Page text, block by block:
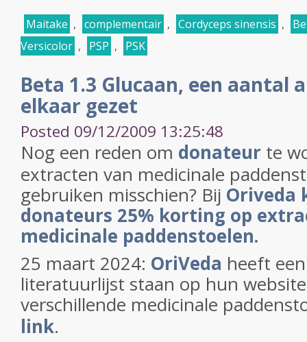
Maitake , complementair , Cordyceps sinensis ,
Versicolor , PSP , PSK
Beta 1.3 Glucaan, een aantal
elkaar gezet
Posted 09/12/2009 13:25:48
Nog een reden om donateur te
extracten van medicinale
gebruiken misschien? Bij Oriveda
donateurs 25% korting op
medicinale paddenstoelen.
25 maart 2024: OriVeda heeft
literatuurlijst staan op hun
verschillende medicinale
link.